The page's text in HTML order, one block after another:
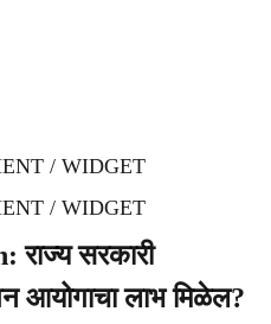
/ WIDGET
/ WIDGET
सरकारी
आयोगाचा लाभ मिळेल?